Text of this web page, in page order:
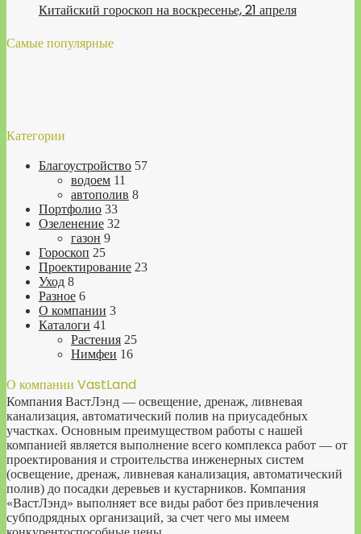
Китайский гороскоп на воскресенье, 21 апреля
Самые популярные
Категории
Благоустройство 57
водоем 11
автополив 8
Портфолио 33
Озеленение 32
газон 9
Гороскоп 25
Проектирование 23
Уход 8
Разное 6
О компании 3
Каталоги 41
Растения 25
Нимфеи 16
О компании VastLand
Компания ВастЛэнд — освещение, дренаж, ливневая
канализация, автоматический полив на приусадебных
участках. Основным преимуществом работы с нашей
компанией является выполнение всего комплекса работ — от
проектирования и строительства инженерных систем
(освещение, дренаж, ливневая канализация, автоматический
полив) до посадки деревьев и кустарников. Компания
«ВастЛэнд» выполняет все виды работ без привлечения
субподрядных организаций, за счет чего мы имеем